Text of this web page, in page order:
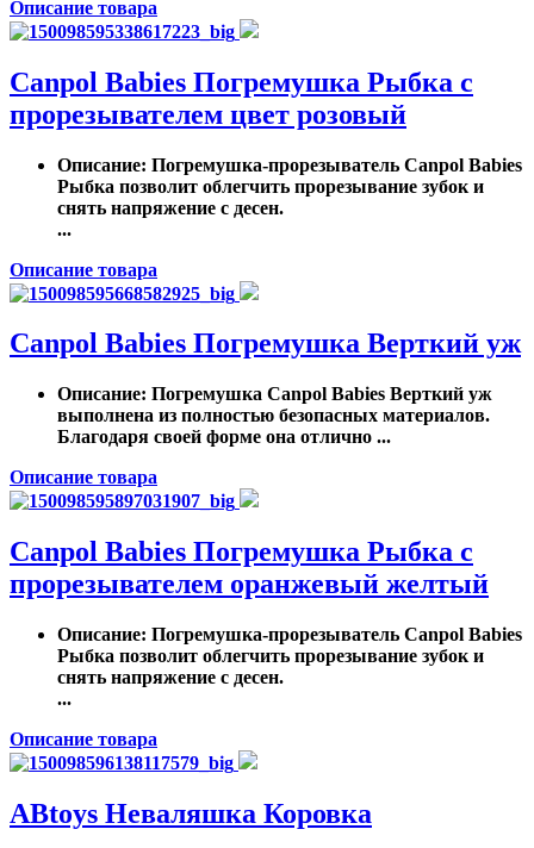
Описание товара
Canpol Babies Погремушка Рыбка с
прорезывателем цвет розовый
Описание: Погремушка-прорезыватель Canpol Babies
Рыбка позволит облегчить прорезывание зубок и
снять напряжение с десен.
...
Описание товара
Canpol Babies Погремушка Верткий уж
Описание: Погремушка Canpol Babies Верткий уж
выполнена из полностью безопасных материалов.
Благодаря своей форме она отлично ...
Описание товара
Canpol Babies Погремушка Рыбка с
прорезывателем оранжевый желтый
Описание: Погремушка-прорезыватель Canpol Babies
Рыбка позволит облегчить прорезывание зубок и
снять напряжение с десен.
...
Описание товара
ABtoys Неваляшка Коровка